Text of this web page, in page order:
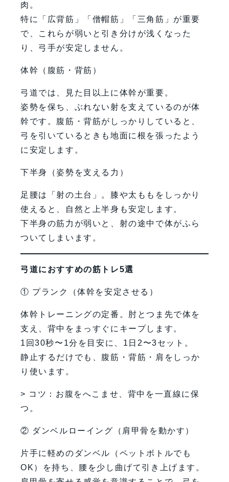
肉。
特に「広背筋」「僧帽筋」「三角筋」が重要
で、これらが弱いと引き分けが浅くなった
り、弓手が安定しません。
体幹（腹筋・背筋）
弓道では、見た目以上に体幹が重要。
姿勢を保ち、ぶれない射を支えているのが体
幹です。腹筋・背筋がしっかりしていると、
弓を引いているときも地面に根を張ったよう
に安定します。
下半身（姿勢を支える力）
足腰は「射の土台」。膝や太ももをしっかり
使えると、自然と上半身も安定します。
下半身の筋力が弱いと、射の途中で体がふら
ついてしまいます。
弓道におすすめの筋トレ5選
① プランク（体幹を安定させる）
体幹トレーニングの定番。肘とつま先で体を
支え、背中をまっすぐにキープします。
1回30秒〜1分を目安に、1日2〜3セット。
静止するだけでも、腹筋・背筋・肩をしっか
り使います。
> コツ：お腹をへこませ、背中を一直線に保
つ。
② ダンベルローイング（肩甲骨を動かす）
片手に軽めのダンベル（ペットボトルでも
OK）を持ち、腰を少し曲げて引き上げます。